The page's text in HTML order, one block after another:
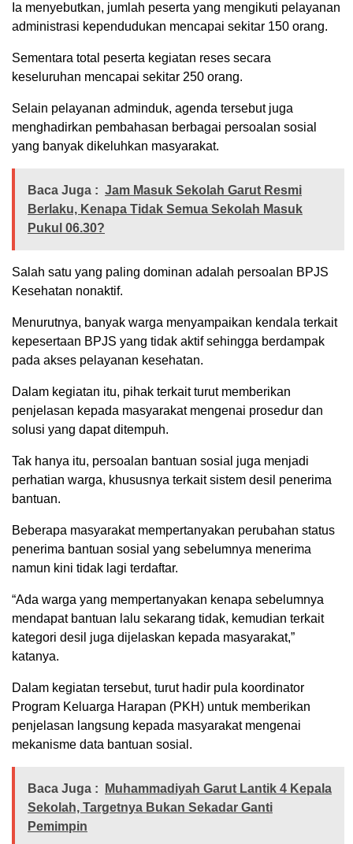
Ia menyebutkan, jumlah peserta yang mengikuti pelayanan
administrasi kependudukan mencapai sekitar 150 orang.
Sementara total peserta kegiatan reses secara
keseluruhan mencapai sekitar 250 orang.
Selain pelayanan adminduk, agenda tersebut juga
menghadirkan pembahasan berbagai persoalan sosial
yang banyak dikeluhkan masyarakat.
Baca Juga : Jam Masuk Sekolah Garut Resmi
Berlaku, Kenapa Tidak Semua Sekolah Masuk
Pukul 06.30?
Salah satu yang paling dominan adalah persoalan BPJS
Kesehatan nonaktif.
Menurutnya, banyak warga menyampaikan kendala terkait
kepesertaan BPJS yang tidak aktif sehingga berdampak
pada akses pelayanan kesehatan.
Dalam kegiatan itu, pihak terkait turut memberikan
penjelasan kepada masyarakat mengenai prosedur dan
solusi yang dapat ditempuh.
Tak hanya itu, persoalan bantuan sosial juga menjadi
perhatian warga, khususnya terkait sistem desil penerima
bantuan.
Beberapa masyarakat mempertanyakan perubahan status
penerima bantuan sosial yang sebelumnya menerima
namun kini tidak lagi terdaftar.
“Ada warga yang mempertanyakan kenapa sebelumnya
mendapat bantuan lalu sekarang tidak, kemudian terkait
kategori desil juga dijelaskan kepada masyarakat,”
katanya.
Dalam kegiatan tersebut, turut hadir pula koordinator
Program Keluarga Harapan (PKH) untuk memberikan
penjelasan langsung kepada masyarakat mengenai
mekanisme data bantuan sosial.
Baca Juga :
Muhammadiyah Garut Lantik 4 Kepala
Sekolah, Targetnya Bukan Sekadar Ganti
Pemimpin